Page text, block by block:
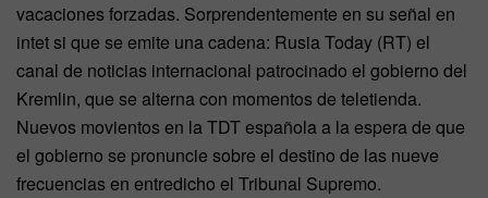
vacaciones forzadas. Sorprendentemente en su señal en
intet si que se emite una cadena: Rusia Today (RT) el
canal de noticias internacional patrocinado el gobierno del
Kremlin, que se alterna con momentos de teletienda.
Nuevos movientos en la TDT española a la espera de que
el gobierno se pronuncie sobre el destino de las nueve
frecuencias en entredicho el Tribunal Supremo.